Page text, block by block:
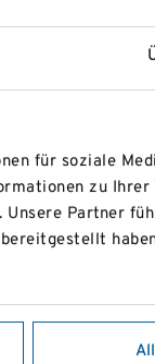
für soziale
zu Ihrer
Partner